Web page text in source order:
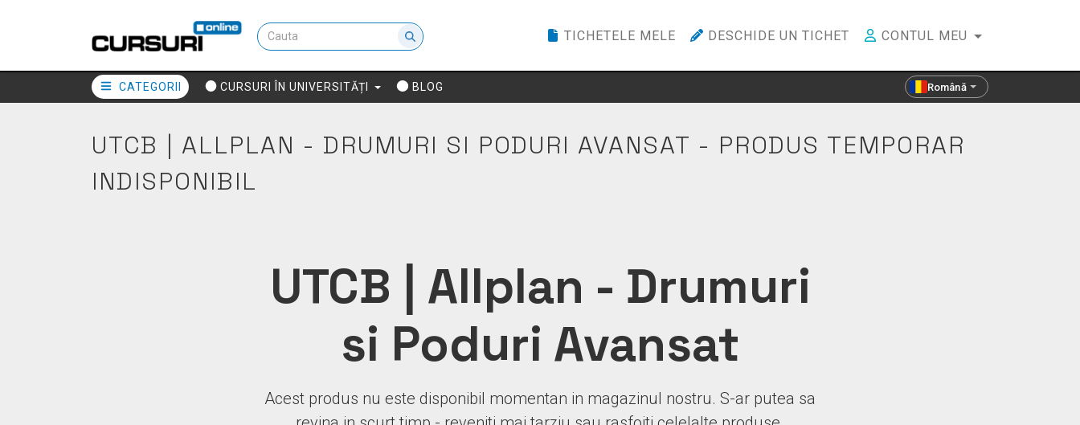
TICHETELE MELE DESCHIDE UN TICHET CONTUL MEU
CATEGORII CURSURI ÎN UNIVERSITĂȚI BLOG Română
UTCB | ALLPLAN - DRUMURI SI PODURI AVANSAT - PRODUS TEMPORAR
INDISPONIBIL
UTCB | Allplan - Drumuri
si Poduri Avansat
Acest produs nu este disponibil momentan in magazinul nostru. S-ar putea sa